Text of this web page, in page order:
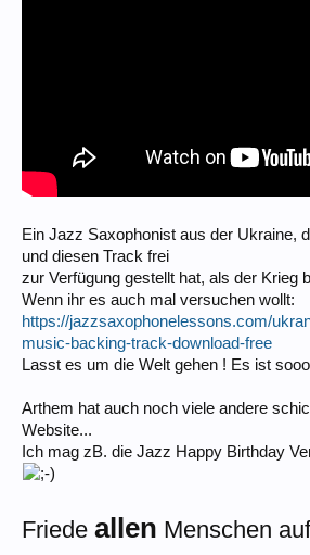
Ein Jazz Saxophonist aus der Ukraine,
und diesen Track frei
zur Verfügung gestellt hat, als der Krieg
Wenn ihr es auch mal versuchen wollt:
https://jazzsaxophonelessons.com/
music-backing-track-download-free
Lasst es um die Welt gehen ! Es ist
Arthem hat auch noch viele andere
Website...
Ich mag zB. die Jazz Happy Birthday
Friede allen Menschen